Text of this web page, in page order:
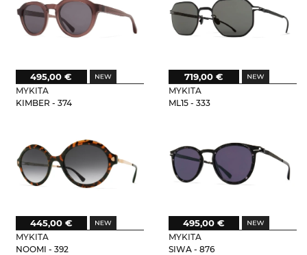
MYKITA
KIMBER - 374
495,00 €
MYKITA
ML15 - 333
719,00 €
MYKITA
NOOMI - 392
445,00 €
MYKITA
SIWA - 876
495,00 €